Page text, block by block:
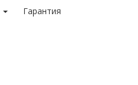
Гарантия